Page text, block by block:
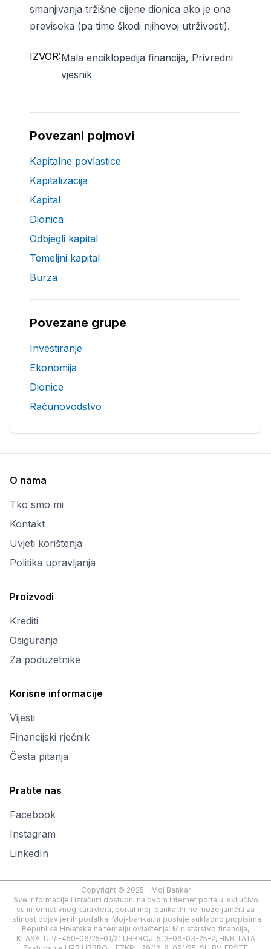
smanjivanja tržišne cijene dionica ako je ona
previsoka (pa time škodi njihovoj utrživosti).
IZVOR:Mala enciklopedija financija, Privredni
vjesnik
Povezani pojmovi
Kapitalne povlastice
Kapitalizacija
Kapital
Dionica
Odbjegli kapital
Temeljni kapital
Burza
Povezane grupe
Investiranje
Ekonomija
Dionice
Računovodstvo
O nama
Tko smo mi
Kontakt
Uvjeti korištenja
Politika upravljanja
Proizvodi
Krediti
Osiguranja
Za poduzetnike
Korisne informacije
Vijesti
Financijski rječnik
Česta pitanja
Pratite nas
Facebook
Instagram
LinkedIn
Copyright © 2025 - Moj Bankar
Sve informacije i izračuni dostupni na ovom internet portalu isključivo
su informativnog karaktera, portal moj-bankar.hr ne može jamčiti za
istinost objavljenih podatka. Moj-bankar.hr posluje sukladno propisima
Republike Hrvatske na temelju ovlaštenja: Ministarstvo financija,
KLASA: UP/I-450-06/25-01/21 URBROJ: 513-06-03-25-2, HNB TATA